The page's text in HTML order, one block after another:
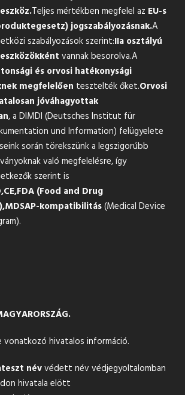
Teljes mértékben megfelel az EU-s
jogszabályozásnak.A
szabályozások szerint:IIa osztályú
vannak besorolva.A
és orvosi hatékonysági
megfelelően tesztelték őket.Orvosi
jóváhagyottak
, a DIMDI (Deutsches Institut für
und Information) felügyelete
során törekszünk a legszigorúbb
való megfelelésre, így
szerint is
CE,FDA (Food and Drug
MDSAP-kompatibilitás(Medical Device
hivatalos információ.
névvédett név védjegyoltalomban
hivatala elött